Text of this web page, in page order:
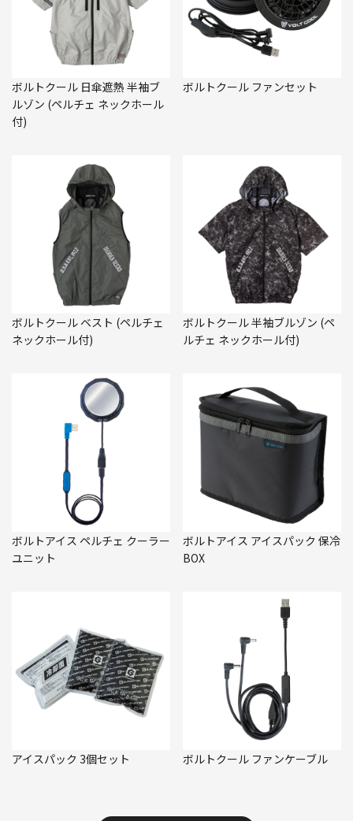
ボルトクール 日傘遮熱 半袖ブ
ルゾン (ペルチェ ネックホール
付)
ボルトクール ファンセット
ボルトクール ベスト (ペルチェ
ネックホール付)
ボルトクール 半袖ブルゾン (ペ
ルチェ ネックホール付)
ボルトアイス ペルチェ クーラー
ユニット
ボルトアイス アイスパック 保冷
BOX
アイスパック 3個セット ボルトクール ファンケーブル